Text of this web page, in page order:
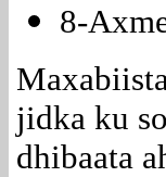
8-
jidka ku
dhibaata